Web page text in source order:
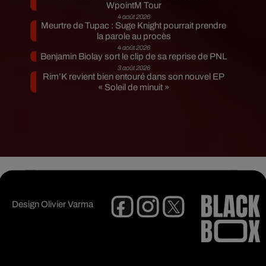
WpointM Tour
4 août 2026
Meurtre de Tupac : Suge Knight pourrait prendre
la parole au procès
4 août 2026
Benjamin Biolay sort le clip de sa reprise de PNL
3 août 2026
Rim’K revient bien entouré dans son nouvel EP
« Soleil de minuit »
DesignOlivier Varma